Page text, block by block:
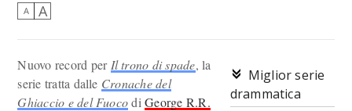
A A
Miglior serie
drammatica
Nuovo record per Il trono di spade, la
serie tratta dalle Cronache del
Ghiaccio e del FuocodiGeorge R.R.